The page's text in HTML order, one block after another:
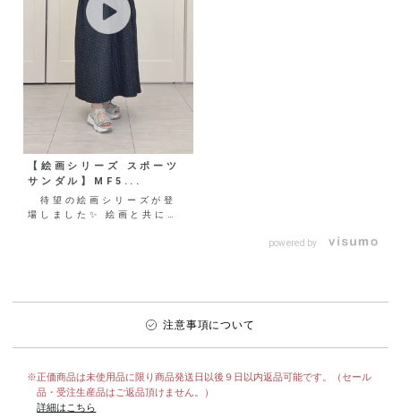
【絵画シリーズ スポーツ
サンダル】MF5...
待望の絵画シリーズが登
場しました✨ 絵画と共に歩
powered by
注意事項について
※正価商品は未使用品に限り商品発送日以後９日以内返品可能です。（セール
品・受注生産品はご返品頂けません。）
詳細はこちら